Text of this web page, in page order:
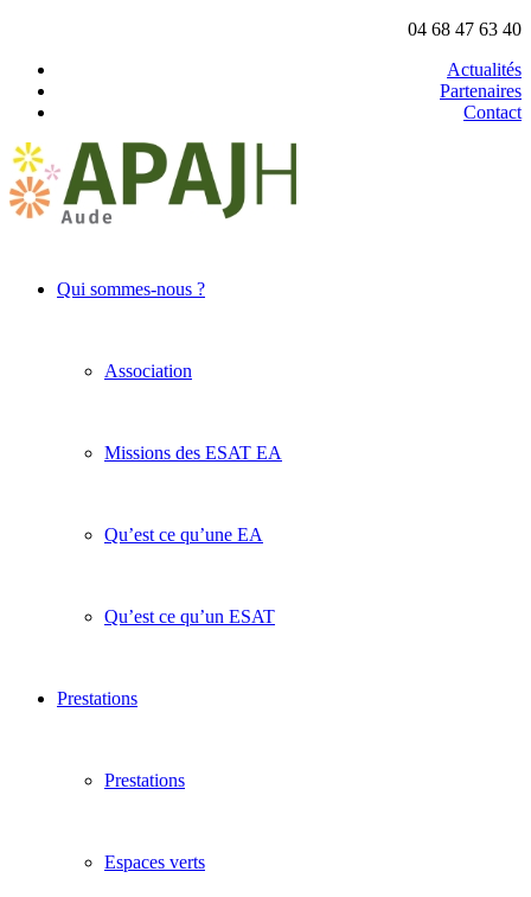
04 68 47 63 40
Actualités
Partenaires
Contact
Qui sommes-nous ?
Association
Missions des ESAT EA
Qu’est ce qu’une EA
Qu’est ce qu’un ESAT
Prestations
Prestations
Espaces verts